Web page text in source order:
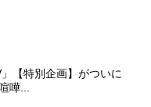
」【特別企画】がついに
嘩...